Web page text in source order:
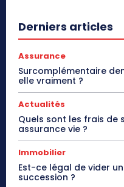
Derniers articles
Assurance
Surcomplémentaire
elle vraiment ?
Actualités
Quels sont les frais de
assurance vie ?
Immobilier
Est-ce légal de vider
succession ?